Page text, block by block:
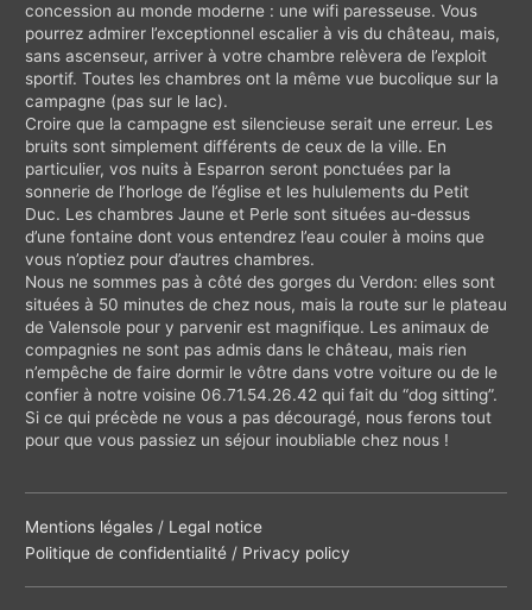
concession au monde moderne : une wifi paresseuse. Vous
pourrez admirer l’exceptionnel escalier à vis du château, mais,
sans ascenseur, arriver à votre chambre relèvera de l’exploit
sportif. Toutes les chambres ont la même vue bucolique sur la
campagne (pas sur le lac).
Croire que la campagne est silencieuse serait une erreur. Les
bruits sont simplement différents de ceux de la ville. En
particulier, vos nuits à Esparron seront ponctuées par la
sonnerie de l’horloge de l’église et les hululements du Petit
Duc. Les chambres Jaune et Perle sont situées au-dessus
d’une fontaine dont vous entendrez l’eau couler à moins que
vous n’optiez pour d’autres chambres.
Nous ne sommes pas à côté des gorges du Verdon: elles sont
situées à 50 minutes de chez nous, mais la route sur le plateau
de Valensole pour y parvenir est magnifique. Les animaux de
compagnies ne sont pas admis dans le château, mais rien
n’empêche de faire dormir le vôtre dans votre voiture ou de le
confier à notre voisine 06.71.54.26.42 qui fait du “dog sitting”.
Si ce qui précède ne vous a pas découragé, nous ferons tout
pour que vous passiez un séjour inoubliable chez nous !
Mentions légales / Legal notice
Politique de confidentialité / Privacy policy